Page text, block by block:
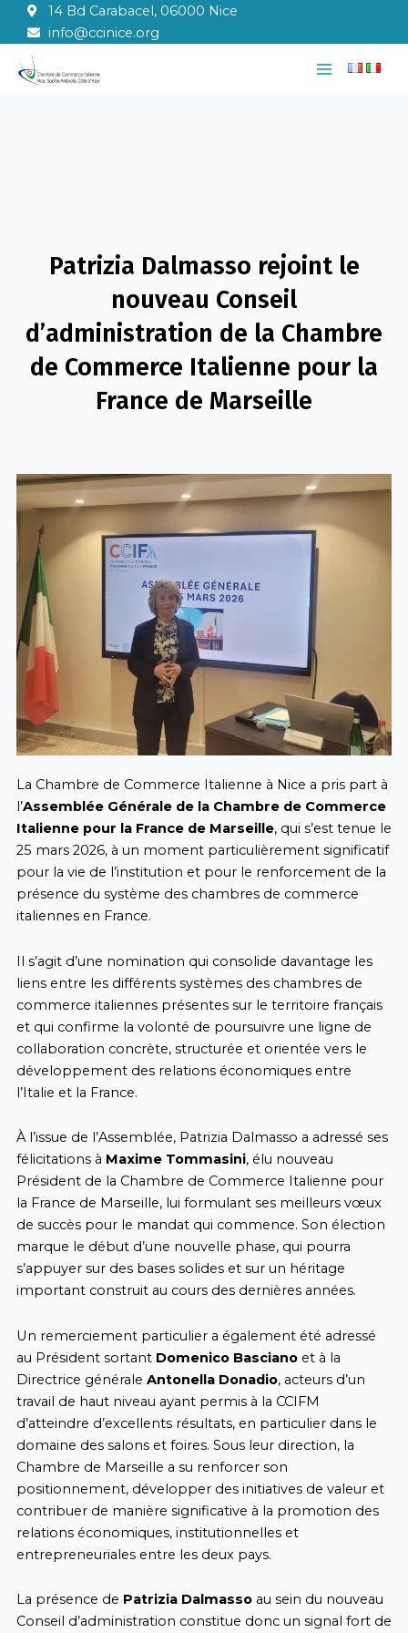
contenu
14 Bd Carabacel, 06000 Nice
info@ccinice.org
Main
Patrizia Dalmasso rejoint le
nouveau Conseil
d’administration de la Chambre
de Commerce Italienne pour la
France de Marseille
La Chambre de Commerce Italienne à Nice a pris part à
l’Assemblée Générale de la Chambre de Commerce
Italienne pour la France de Marseille, qui s’est tenue le
25 mars 2026, à un moment particulièrement significatif
pour la vie de l’institution et pour le renforcement de la
présence du système des chambres de commerce
italiennes en France.
Il s’agit d’une nomination qui consolide davantage les
liens entre les différents systèmes des chambres de
commerce italiennes présentes sur le territoire français
et qui confirme la volonté de poursuivre une ligne de
collaboration concrète, structurée et orientée vers le
développement des relations économiques entre
l’Italie et la France.
À l’issue de l’Assemblée, Patrizia Dalmasso a adressé ses
félicitations à Maxime Tommasini, élu nouveau
Président de la Chambre de Commerce Italienne pour
la France de Marseille, lui formulant ses meilleurs vœux
de succès pour le mandat qui commence. Son élection
marque le début d’une nouvelle phase, qui pourra
s’appuyer sur des bases solides et sur un héritage
important construit au cours des dernières années.
Un remerciement particulier a également été adressé
au Président sortant Domenico Bascianoet à la
Directrice générale Antonella Donadio, acteurs d’un
travail de haut niveau ayant permis à la CCIFM
d’atteindre d’excellents résultats, en particulier dans le
domaine des salons et foires. Sous leur direction, la
Chambre de Marseille a su renforcer son
positionnement, développer des initiatives de valeur et
contribuer de manière significative à la promotion des
relations économiques, institutionnelles et
entrepreneuriales entre les deux pays.
La présence de Patrizia Dalmassoau sein du nouveau
Conseil d’administration constitue donc un signal fort de